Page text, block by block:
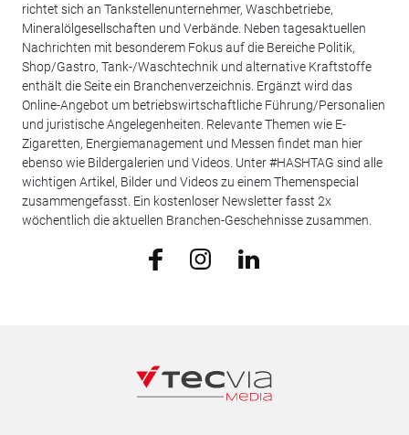
richtet sich an Tankstellenunternehmer, Waschbetriebe,
Mineralölgesellschaften und Verbände. Neben tagesaktuellen
Nachrichten mit besonderem Fokus auf die Bereiche Politik,
Shop/Gastro, Tank-/Waschtechnik und alternative Kraftstoffe
enthält die Seite ein Branchenverzeichnis. Ergänzt wird das
Online-Angebot um betriebswirtschaftliche Führung/Personalien
und juristische Angelegenheiten. Relevante Themen wie E-
Zigaretten, Energiemanagement und Messen findet man hier
ebenso wie Bildergalerien und Videos. Unter #HASHTAG sind alle
wichtigen Artikel, Bilder und Videos zu einem Themenspecial
zusammengefasst. Ein kostenloser Newsletter fasst 2x
wöchentlich die aktuellen Branchen-Geschehnisse zusammen.